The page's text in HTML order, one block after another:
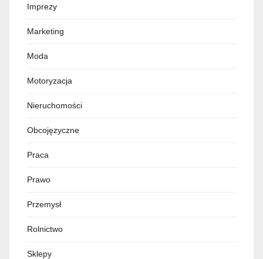
Imprezy
Marketing
Moda
Motoryzacja
Nieruchomości
Obcojęzyczne
Praca
Prawo
Przemysł
Rolnictwo
Sklepy